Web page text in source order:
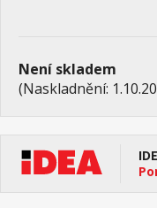
Není skladem
(Naskladnění: